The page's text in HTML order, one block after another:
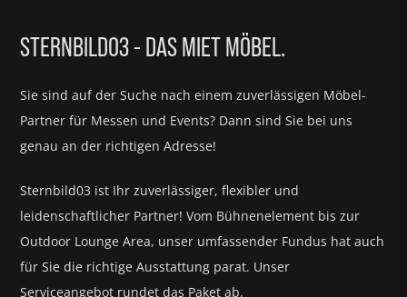
STERNBILD03 - DAS MIET MÖBEL.
Sie sind auf der Suche nach einem zuverlässigen Möbel-
Partner für Messen und Events? Dann sind Sie bei uns
genau an der richtigen Adresse!
Sternbild03 ist Ihr zuverlässiger, flexibler und
leidenschaftlicher Partner! Vom Bühnenelement bis zur
Outdoor Lounge Area, unser umfassender Fundus hat auch
für Sie die richtige Ausstattung parat. Unser
Serviceangebot rundet das Paket ab.